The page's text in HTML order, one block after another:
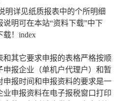
明详见纸质报表中的个所明细
明可在本站“资料下载”中下
载！index
和其它要求申报的表格严格按顺
申报企业（单机户代理户）和暂
申报时间和申报资料的要求是一
申报资料在电子报税窗口打印